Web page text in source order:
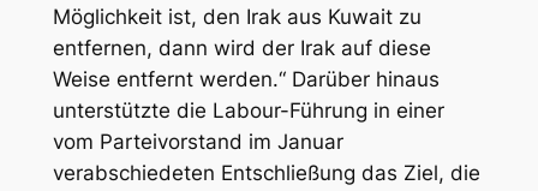
Möglichkeit ist, den Irak aus Kuwait zu
entfernen, dann wird der Irak auf diese
Weise entfernt werden.“ Darüber hinaus
unterstützte die Labour-Führung in einer
vom Parteivorstand im Januar
verabschiedeten Entschließung das Ziel, die